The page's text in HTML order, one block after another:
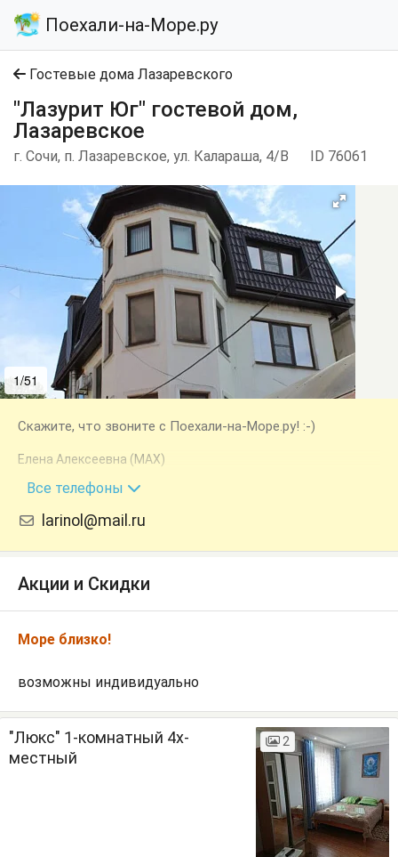
Поехали-на-Море.ру
Гостевые дома Лазаревского
"Лазурит Юг" гостевой дом,
Лазаревское
г. Сочи, п. Лазаревское, ул. Калараша, 4/В ID 76061
1/51
Скажите, что звоните с Поехали-на-Море.ру! :-)
Елена Алексеевна (MAX)
+7 (918) 202-01-02
Все телефоны
larinol@mail.ru
Акции и Скидки
Море близко!
возможны индивидуально
"Люкс" 1-комнатный 4х-
местный
2